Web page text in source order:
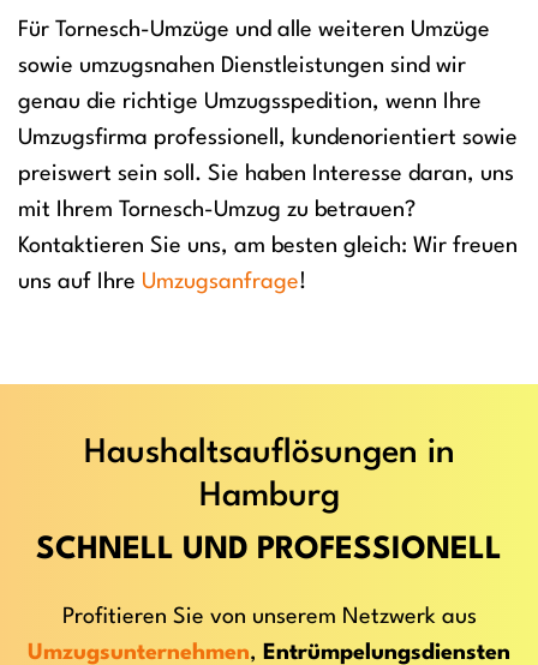
Für Tornesch-Umzüge und alle weiteren Umzüge
sowie umzugsnahen Dienstleistungen sind wir
genau die richtige Umzugsspedition, wenn Ihre
Umzugsfirma professionell, kundenorientiert sowie
preiswert sein soll. Sie haben Interesse daran, uns
mit Ihrem Tornesch-Umzug zu betrauen?
Kontaktieren Sie uns, am besten gleich: Wir freuen
uns auf Ihre Umzugsanfrage!
Haushaltsauflösungen in
Hamburg
SCHNELL UND PROFESSIONELL
Profitieren Sie von unserem Netzwerk aus
Umzugsunternehmen, Entrümpelungsdiensten